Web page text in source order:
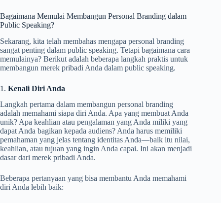
Bagaimana Memulai Membangun Personal Branding dalam
Public Speaking?
Sekarang, kita telah membahas mengapa personal branding
sangat penting dalam public speaking. Tetapi bagaimana cara
memulainya? Berikut adalah beberapa langkah praktis untuk
membangun merek pribadi Anda dalam public speaking.
1. Kenali Diri Anda
Langkah pertama dalam membangun personal branding
adalah memahami siapa diri Anda. Apa yang membuat Anda
unik? Apa keahlian atau pengalaman yang Anda miliki yang
dapat Anda bagikan kepada audiens? Anda harus memiliki
pemahaman yang jelas tentang identitas Anda—baik itu nilai,
keahlian, atau tujuan yang ingin Anda capai. Ini akan menjadi
dasar dari merek pribadi Anda.
Beberapa pertanyaan yang bisa membantu Anda memahami
diri Anda lebih baik: